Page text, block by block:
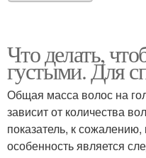
Что делать,
густыми. Для
Общая масса волос на
зависит от количества
показатель, к
особенность является